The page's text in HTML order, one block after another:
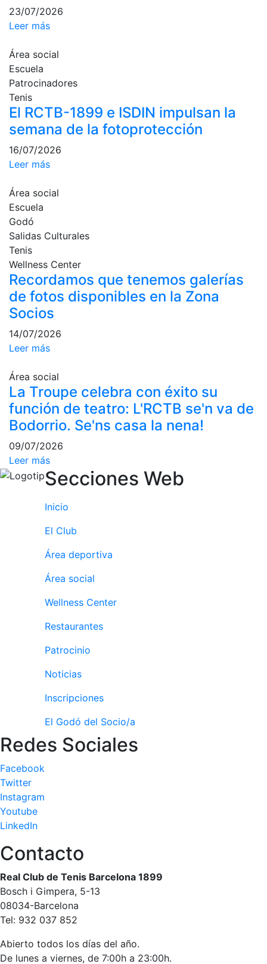
Campeonato
Social
Normativa
Otros deportes
Área social
Activitats
Salidas
Conferencias
e
Calendario de
Actividades
Sociales
Juegos de
mesa
Wellness Center
Servicio de
fisiosalud
Entrenamientos
personales
Actividades
dirigidas
Piscina
Restaurantes
El Snack
Casa Arilla
Chill Out
la Revista
Ventajas
sociales
¿Quieres ser
Patrocinador
del Club?
Noticias
Inscripciones
El Godó
del
Socio/a
23/07/2026
Leer más
Área social
Escuela
Patrocinadores
Tenis
El RCTB-1899 e ISDIN impulsan la
semana de la fotoprotección
16/07/2026
Leer más
Área social
Escuela
Godó
Salidas Culturales
Tenis
Wellness Center
Recordamos que tenemos galerías
de fotos disponibles en la Zona
Socios
14/07/2026
Leer más
Área social
La Troupe celebra con éxito su
función de teatro: L'RCTB se'n va de
Bodorrio. Se'ns casa la nena!
09/07/2026
Leer más
Secciones Web
Inicio
El Club
Área deportiva
Área social
Wellness Center
Restaurantes
Patrocinio
Noticias
Inscripciones
El Godó del Socio/a
Redes Sociales
Facebook
Twitter
Instagram
Youtube
LinkedIn
Contacto
Real Club de Tenis Barcelona 1899
Bosch i Gimpera, 5-13
08034-Barcelona
Tel: 932 037 852
Abierto todos los días del año.
De lunes a viernes, de 7:00h a 23:00h.